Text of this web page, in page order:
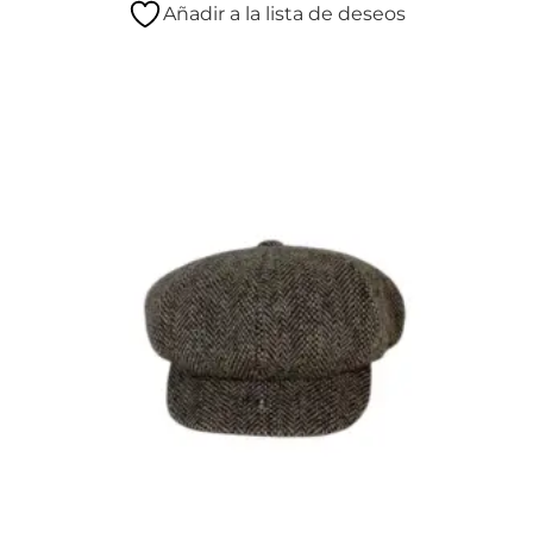
Añadir a la lista de deseos